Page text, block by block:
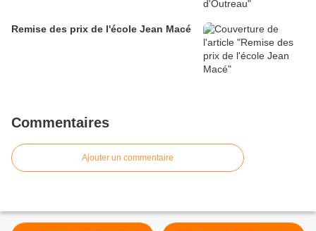
Remise des prix de l'école Jean Macé
Commentaires
Ajouter un commentaire